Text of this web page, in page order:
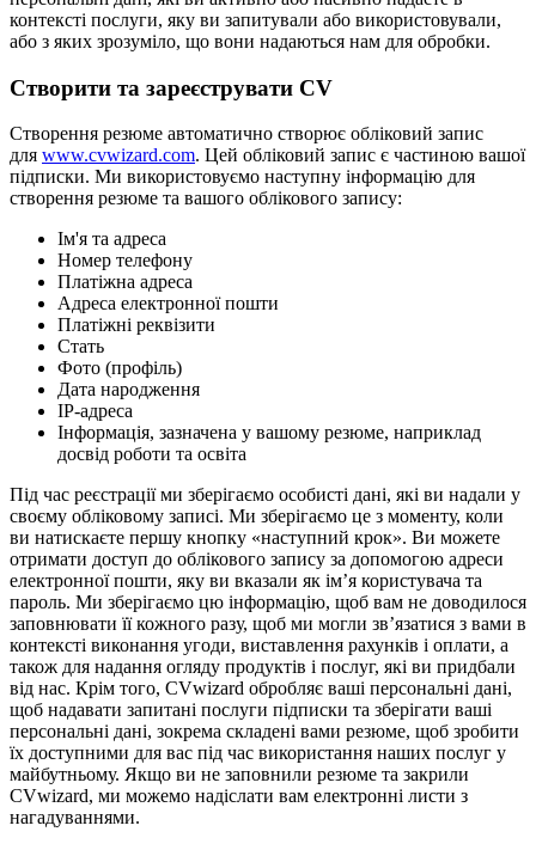
контексті послуги, яку ви запитували або використовували,
або з яких зрозуміло, що вони надаються нам для обробки.
Створити та зареєструвати CV
Створення резюме автоматично створює обліковий запис
для www.cvwizard.com. Цей обліковий запис є частиною вашої
підписки. Ми використовуємо наступну інформацію для
створення резюме та вашого облікового запису:
Ім'я та адреса
Номер телефону
Платіжна адреса
Адреса електронної пошти
Платіжні реквізити
Стать
Фото (профіль)
Дата народження
IP-адреса
Інформація, зазначена у вашому резюме, наприклад
досвід роботи та освіта
Під час реєстрації ми зберігаємо особисті дані, які ви надали у
своєму обліковому записі. Ми зберігаємо це з моменту, коли
ви натискаєте першу кнопку «наступний крок». Ви можете
отримати доступ до облікового запису за допомогою адреси
електронної пошти, яку ви вказали як ім’я користувача та
пароль. Ми зберігаємо цю інформацію, щоб вам не доводилося
заповнювати її кожного разу, щоб ми могли зв’язатися з вами в
контексті виконання угоди, виставлення рахунків і оплати, а
також для надання огляду продуктів і послуг, які ви придбали
від нас. Крім того, CVwizard обробляє ваші персональні дані,
щоб надавати запитані послуги підписки та зберігати ваші
персональні дані, зокрема складені вами резюме, щоб зробити
їх доступними для вас під час використання наших послуг у
майбутньому. Якщо ви не заповнили резюме та закрили
CVwizard, ми можемо надіслати вам електронні листи з
нагадуваннями.